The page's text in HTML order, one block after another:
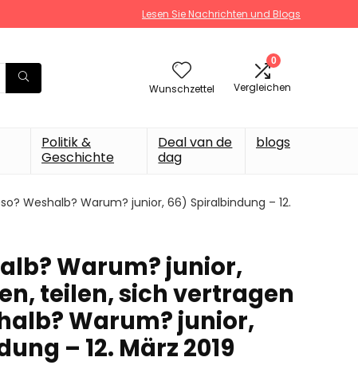
Lesen Sie Nachrichten und Blogs
Wunschzettel
0
Vergleichen
Politik &
Geschichte
Deal van de
dag
blogs
Weshalb? Warum? junior, 66) Spiralbindung – 12.
Warum? junior,
teilen, sich vertragen
Warum? junior,
– 12. März 2019